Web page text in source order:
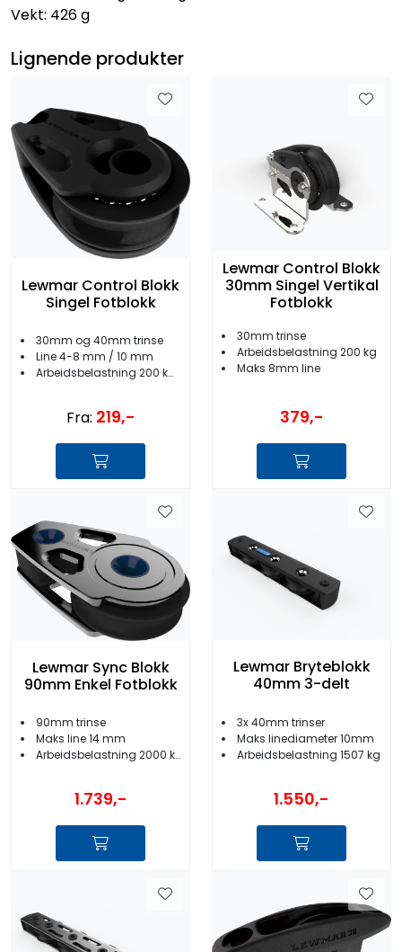
Vekt: 426 g
Lignende produkter
Lewmar Control Blokk
Singel Fotblokk
30mm og 40mm trinse
Line 4-8 mm / 10 mm
Arbeidsbelastning 200 kg/240 kg
Fra: 219,-
Lewmar Control Blokk
30mm Singel Vertikal
Fotblokk
30mm trinse
Arbeidsbelastning 200 kg
Maks 8mm line
379,-
Lewmar Sync Blokk
90mm Enkel Fotblokk
90mm trinse
Maks line 14 mm
Arbeidsbelastning 2000 kg
1.739,-
Lewmar Bryteblokk
40mm 3-delt
3x 40mm trinser
Maks linediameter 10mm
Arbeidsbelastning 1507 kg
1.550,-